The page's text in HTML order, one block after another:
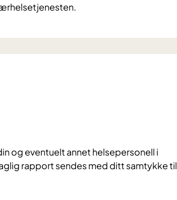
og eventuelt annet helsepersonell i
rapport sendes med ditt samtykke til